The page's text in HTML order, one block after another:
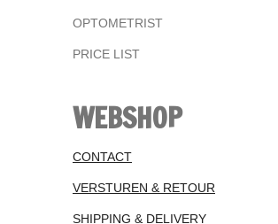
OPTOMETRIST
PRICE LIST
WEBSHOP
CONTACT
VERSTUREN & RETOUR
SHIPPING & DELIVERY